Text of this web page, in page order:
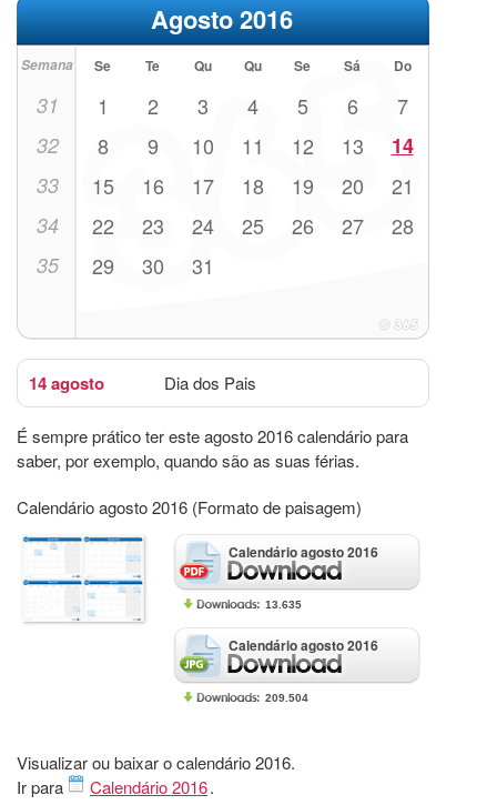
Agosto 2016
Semana Se Te Qu Qu Se Sá Do
31 1 2 3 4 5 6 7
32 8 9 10 11 12 13 14
33 15 16 17 18 19 20 21
34 22 23 24 25 26 27 28
35 29 30 31
14 agosto Dia dos Pais
É sempre prático ter este agosto 2016 calendário para
saber, por exemplo, quando são as suas férias.
Calendário agosto 2016 (Formato de paisagem)
Calendário agosto 2016
13.635
Calendário agosto 2016
209.504
Visualizar ou baixar o calendário 2016.
Ir para
Calendário 2016.